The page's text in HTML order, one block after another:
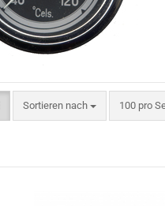
Sortieren nach
Sortieren nach 100 pro
pro Seite